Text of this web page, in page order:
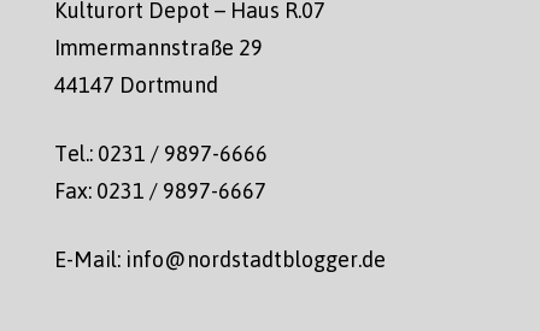
Kulturort Depot – Haus R.07
Immermannstraße 29
44147 Dortmund
Tel.: 0231 / 9897-6666
Fax: 0231 / 9897-6667
E-Mail: info@nordstadtblogger.de